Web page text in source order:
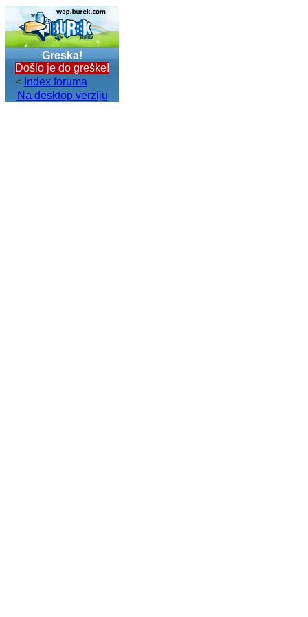
Greska!
Došlo je do greške!
< Index foruma
Na desktop verziju